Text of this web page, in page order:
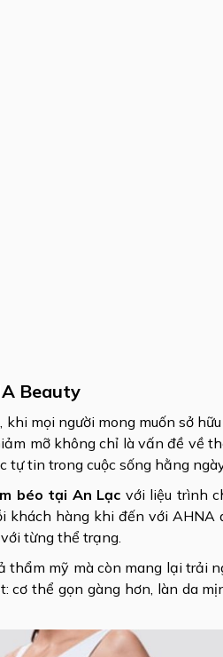
Beauty
mọi người mong muốn sở
mỡ không chỉ là vấn đề về
tự tin trong cuộc sống hằng
béo tại An Lạc với liệu trình
khách hàng khi đến với AHNA
từng thể trạng.
thẩm mỹ mà còn mang lại trải
cơ thể gọn gàng hơn, làn da